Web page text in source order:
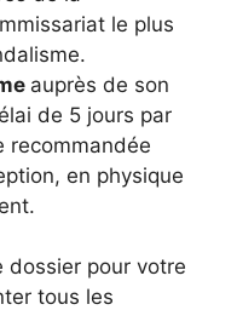
le plus
auprès de son
de 5 jours par
recommandée
en physique
dossier pour votre
tous les